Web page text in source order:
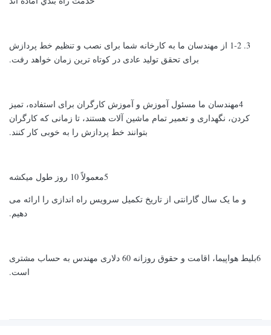
3. 1-2 از مهندسان ما به کارخانه شما برای نصب و تنظیم خط پردازش
برای تحقق تولید عادی در کوتاه ترین زمان خواهد رفت.
4مهندسان ما مسئول آموزش و آموزش کارگران برای استفاده، تمیز
کردن، نگهداری و تعمیر تمام ماشین آلات هستند، تا زمانی که کارگران
بتوانند خط پردازش را به خوبی کار کنند.
5معمولاً 10 روز طول ميکشه
و ما یک سال گارانتی از تاریخ تکمیل سرویس راه اندازی را ارائه می
دهیم.
6بلیط هواپیما، اقامت و حقوق روزانه 60 دلاری مهندس به حساب مشتری
است.